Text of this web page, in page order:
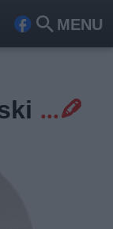
MENU
Fa Szu